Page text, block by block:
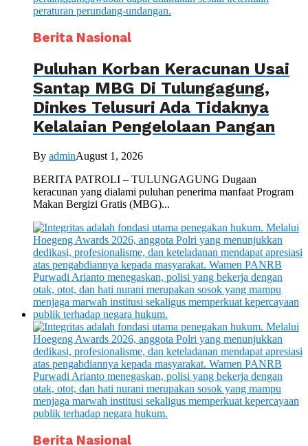
Berita Nasional
Puluhan Korban Keracunan Usai
Santap MBG Di Tulungagung,
Dinkes Telusuri Ada Tidaknya
Kelalaian Pengelolaan Pangan
By adminAugust 1, 2026
BERITA PATROLI – TULUNGAGUNG Dugaan
keracunan yang dialami puluhan penerima manfaat Program
Makan Bergizi Gratis (MBG)...
Berita Nasional